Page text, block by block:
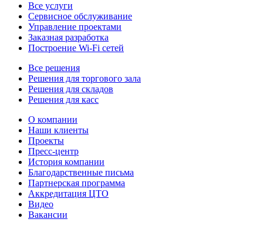
Все услуги
Сервисное обслуживание
Управление проектами
Заказная разработка
Построение Wi-Fi сетей
Все решения
Решения для торгового зала
Решения для складов
Решения для касс
О компании
Наши клиенты
Проекты
Пресс-центр
История компании
Благодарственные письма
Партнерская программа
Аккредитация ЦТО
Видео
Вакансии